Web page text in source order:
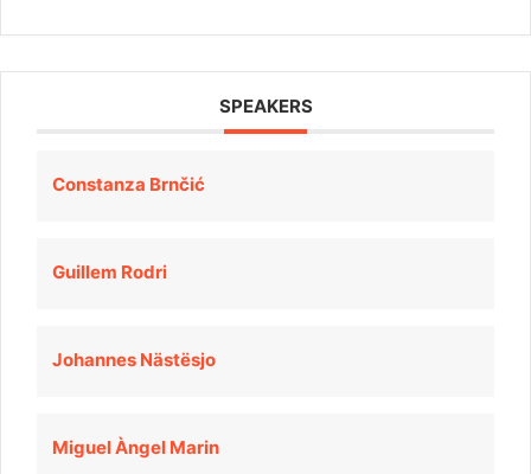
SPEAKERS
Constanza Brnčić
Guillem Rodri
Johannes Nästësjo
Miguel Àngel Marin